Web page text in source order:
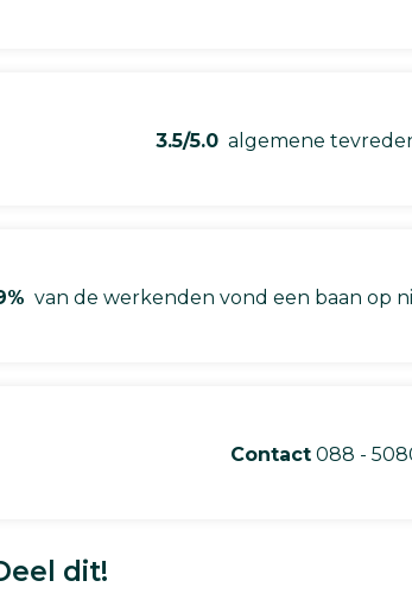
3.5/5.0 algemene
van de werkenden vond een baan op
Contact 088 -
dit!